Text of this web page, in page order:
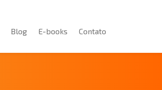
Blog E-books Contato